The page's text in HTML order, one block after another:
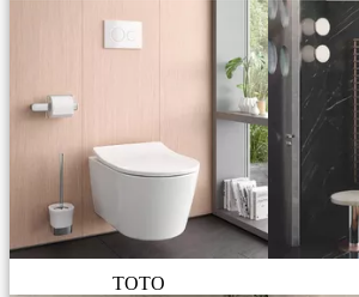
TOTO